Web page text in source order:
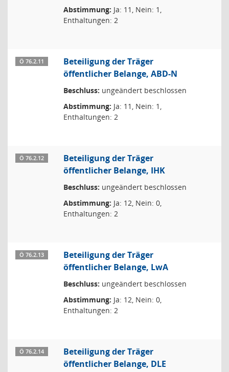
Abstimmung: Ja: 11, Nein: 1,
Enthaltungen: 2
Ö 76.2.11
Beteiligung der Träger
öffentlicher Belange, ABD-N
Beschluss: ungeändert beschlossen
Abstimmung: Ja: 11, Nein: 1,
Enthaltungen: 2
Ö 76.2.12
Beteiligung der Träger
öffentlicher Belange, IHK
Beschluss: ungeändert beschlossen
Abstimmung: Ja: 12, Nein: 0,
Enthaltungen: 2
Ö 76.2.13
Beteiligung der Träger
öffentlicher Belange, LwA
Beschluss: ungeändert beschlossen
Abstimmung: Ja: 12, Nein: 0,
Enthaltungen: 2
Ö 76.2.14
Beteiligung der Träger
öffentlicher Belange, DLE